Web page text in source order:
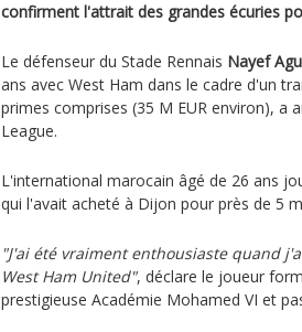
confirment l'attrait des grandes écuries
Le défenseur du Stade Rennais Nayef
ans avec West Ham dans le cadre d'un
primes comprises (35 M EUR environ), a
League.
L'international marocain âgé de 26 ans
qui l'avait acheté à Dijon pour près de 5
"J'ai été vraiment enthousiaste quand
West Ham United", déclare le joueur
prestigieuse Académie Mohamed VI et